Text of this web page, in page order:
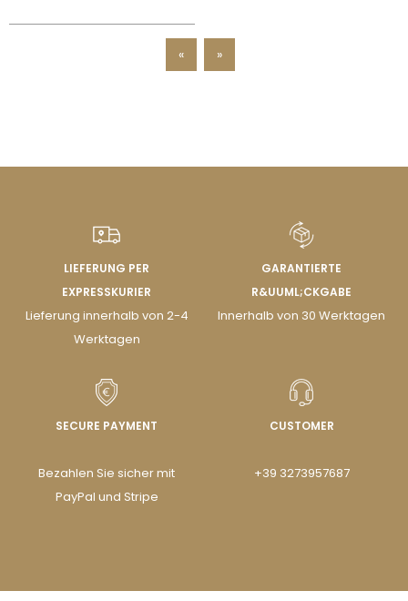
« »
LIEFERUNG PER
EXPRESSKURIER
Lieferung innerhalb von 2-4
Werktagen
GARANTIERTE
R&UUML;CKGABE
Innerhalb von 30 Werktagen
SECURE PAYMENT
Bezahlen Sie sicher mit
PayPal und Stripe
CUSTOMER
+39 3273957687